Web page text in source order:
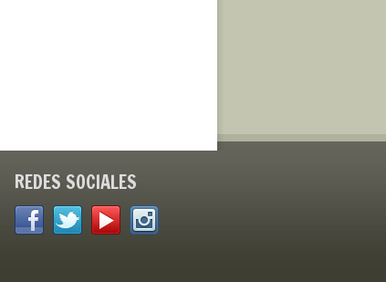
REDES SOCIALES